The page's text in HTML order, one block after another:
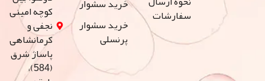
سفارشات
خرید سشوار
خرید سشوار
پرنسلی
کوچه امینی
نجفی و
کرمانشاهی
پاساژ شرق